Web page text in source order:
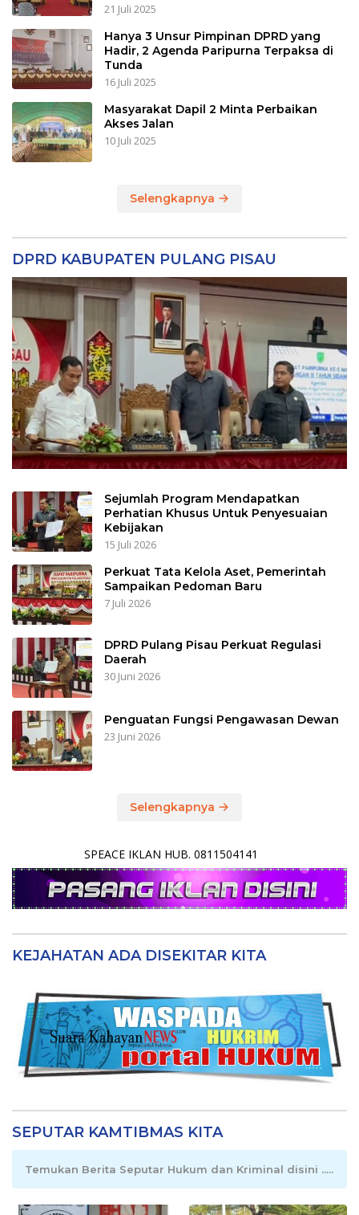
21 Juli 2025
Hanya 3 Unsur Pimpinan DPRD yang
Hadir, 2 Agenda Paripurna Terpaksa di
Tunda
16 Juli 2025
Masyarakat Dapil 2 Minta Perbaikan
Akses Jalan
10 Juli 2025
Selengkapnya
DPRD KABUPATEN PULANG PISAU
Sejumlah Program Mendapatkan
Perhatian Khusus Untuk Penyesuaian
Kebijakan
15 Juli 2026
Perkuat Tata Kelola Aset, Pemerintah
Sampaikan Pedoman Baru
7 Juli 2026
DPRD Pulang Pisau Perkuat Regulasi
Daerah
30 Juni 2026
Penguatan Fungsi Pengawasan Dewan
23 Juni 2026
Selengkapnya
SPEACE IKLAN HUB. 0811504141
KEJAHATAN ADA DISEKITAR KITA
SEPUTAR KAMTIBMAS KITA
Temukan Berita Seputar Hukum dan Kriminal disini .....